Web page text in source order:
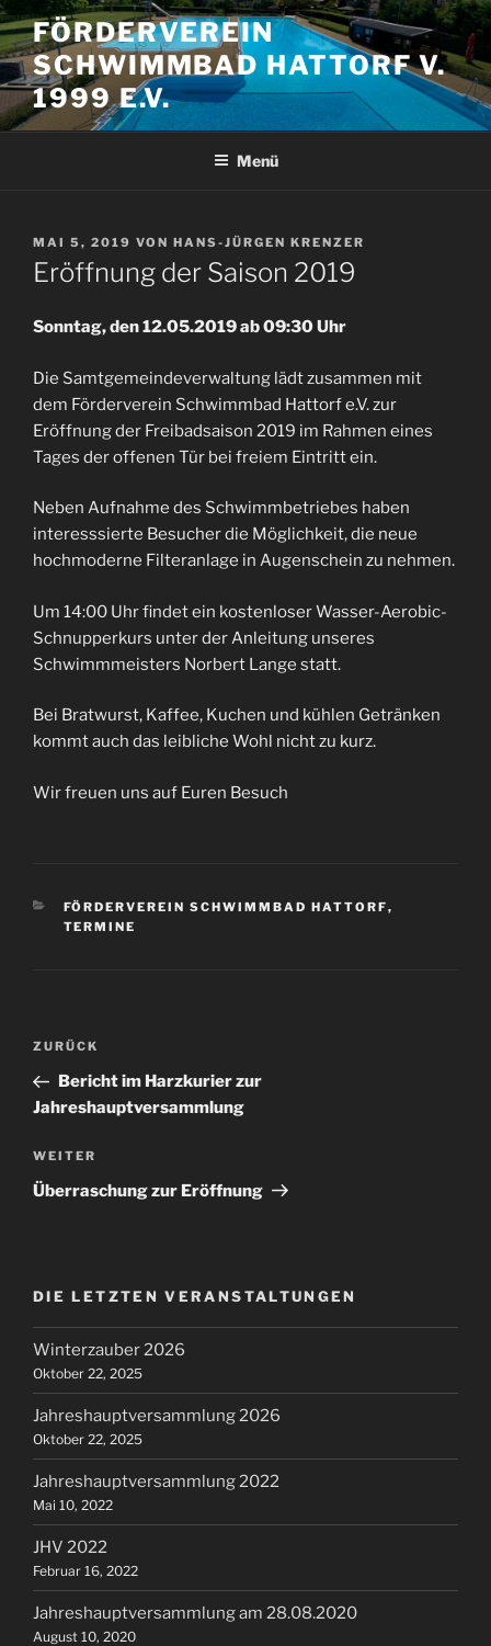
Zum
Inhalt
springen
FÖRDERVEREIN
SCHWIMMBAD HATTORF V.
1999 E.V.
Menü
VERÖFFENTLICHT
AM
MAI 5, 2019 VON HANS-JÜRGEN KRENZER
Eröffnung der Saison 2019
Sonntag, den 12.05.2019 ab 09:30 Uhr
Die Samtgemeindeverwaltung lädt zusammen mit
dem Förderverein Schwimmbad Hattorf e.V. zur
Eröffnung der Freibadsaison 2019 im Rahmen eines
Tages der offenen Tür bei freiem Eintritt ein.
Neben Aufnahme des Schwimmbetriebes haben
interesssierte Besucher die Möglichkeit, die neue
hochmoderne Filteranlage in Augenschein zu nehmen.
Um 14:00 Uhr findet ein kostenloser Wasser-Aerobic-
Schnupperkurs unter der Anleitung unseres
Schwimmmeisters Norbert Lange statt.
Bei Bratwurst, Kaffee, Kuchen und kühlen Getränken
kommt auch das leibliche Wohl nicht zu kurz.
Wir freuen uns auf Euren Besuch
KATEGORIEN
FÖRDERVEREIN SCHWIMMBAD HATTORF,
TERMINE
Beitragsnavigation
Vorheriger
Beitrag
ZURÜCK
Bericht im Harzkurier zur
Jahreshauptversammlung
Nächster
Beitrag
WEITER
Überraschung zur Eröffnung
DIE LETZTEN VERANSTALTUNGEN
Winterzauber 2026
Oktober 22, 2025
Jahreshauptversammlung 2026
Oktober 22, 2025
Jahreshauptversammlung 2022
Mai 10, 2022
JHV 2022
Februar 16, 2022
Jahreshauptversammlung am 28.08.2020
August 10, 2020